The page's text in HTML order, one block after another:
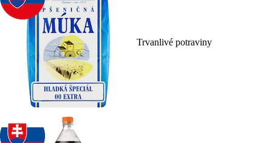
Trvanlivé potraviny